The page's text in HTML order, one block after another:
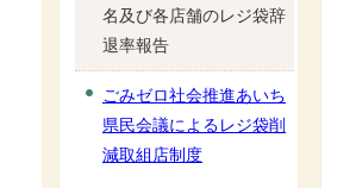
名及び各店舗のレジ袋辞
退率報告
ごみゼロ社会推進あいち
県民会議によるレジ袋削
減取組店制度